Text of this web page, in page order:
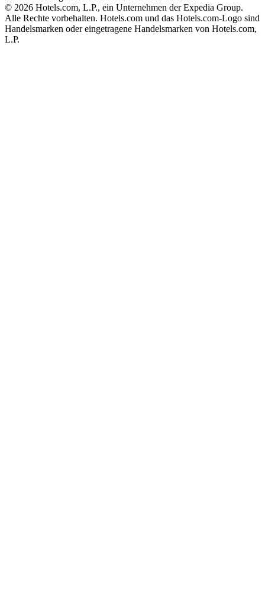
© 2026 Hotels.com, L.P., ein Unternehmen der Expedia Group.
Alle Rechte vorbehalten. Hotels.com und das Hotels.com-Logo sind
Handelsmarken oder eingetragene Handelsmarken von Hotels.com,
L.P.